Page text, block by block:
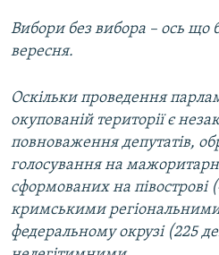
Вибори без вибора – ось що
вересня.
Оскільки проведення
окупованій території є
повноваження депутатів,
голосування на
сформованих на півострові
кримськими
федеральному окрузі (225